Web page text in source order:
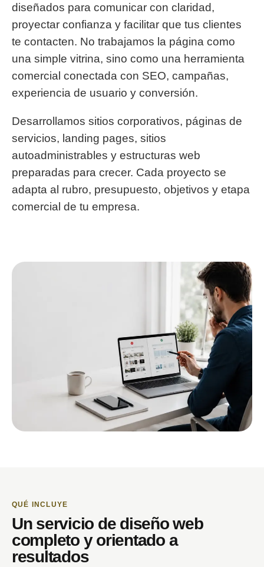
diseñados para comunicar con claridad,
proyectar confianza y facilitar que tus clientes
te contacten. No trabajamos la página como
una simple vitrina, sino como una herramienta
comercial conectada con SEO, campañas,
experiencia de usuario y conversión.
Desarrollamos sitios corporativos, páginas de
servicios, landing pages, sitios
autoadministrables y estructuras web
preparadas para crecer. Cada proyecto se
adapta al rubro, presupuesto, objetivos y etapa
comercial de tu empresa.
QUÉ INCLUYE
Un servicio de diseño web
completo y orientado a
resultados